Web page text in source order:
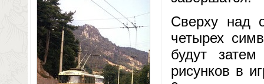
Сверху над
четырех
будут
рисунков в